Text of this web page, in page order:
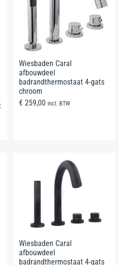
Wiesbaden Caral
afbouwdeel
badrandthermostaat 4-gats
chroom
€ 259,00 incl. BTW
Wiesbaden Caral
afbouwdeel
badrandthermostaat 4-gats